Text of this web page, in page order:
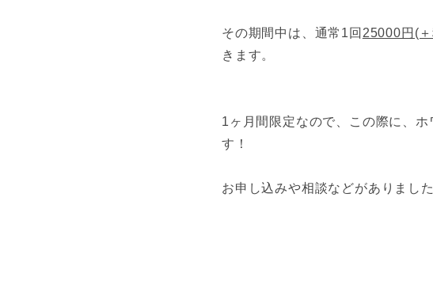
その期間中は、通常1回 25000円(
きます。
1ヶ月間限定なので、この際に、
す！
お申し込みや相談などがありまし